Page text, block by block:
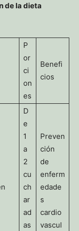
de la dieta
P
or
ci
on
es
Benefi
cios
D
e
1
a
2
cu
ch
ar
ad
as
Preven
ción
de
enferm
edade
s
cardio
vascul